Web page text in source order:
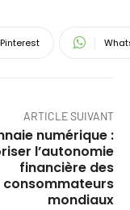
Pinterest
ARTICLE SUIVANT
numérique :
l’autonomie
financière des
consommateurs
mondiaux